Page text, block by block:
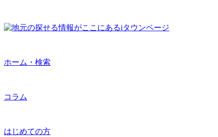
ホーム・検索
コラム
はじめての方